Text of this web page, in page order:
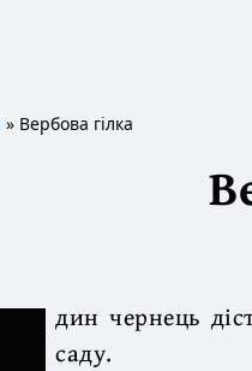
» Вербова гілка
дин чернець
саду.